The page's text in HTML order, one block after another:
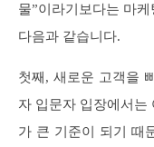
물”이라기보다는 마
다음과 같습니다.
첫째, 새로운 고객을
자 입문자 입장에서는
가 큰 기준이 되기 때